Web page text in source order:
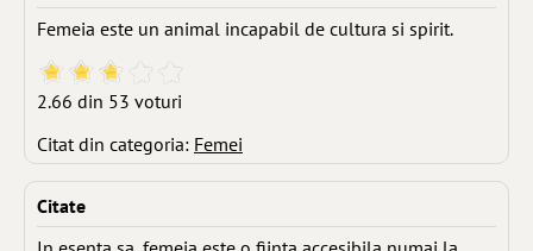
Femeia este un animal incapabil de cultura si spirit.
2.66 din 53 voturi
Citat din categoria: Femei
Citate